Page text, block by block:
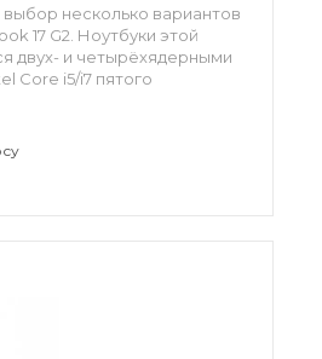
выбор несколько вариантов
17 G2. Ноутбуки этой
двух- и четырёхядерными
Core i5/i7 пятого